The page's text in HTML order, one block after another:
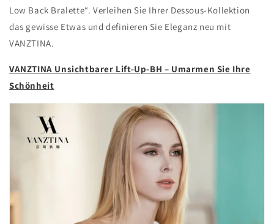
Low Back Bralette“. Verleihen Sie Ihrer Dessous-Kollektion
das gewisse Etwas und definieren Sie Eleganz neu mit
VANZTINA.
VANZTINA Unsichtbarer Lift-Up-BH – Umarmen Sie Ihre
Schönheit